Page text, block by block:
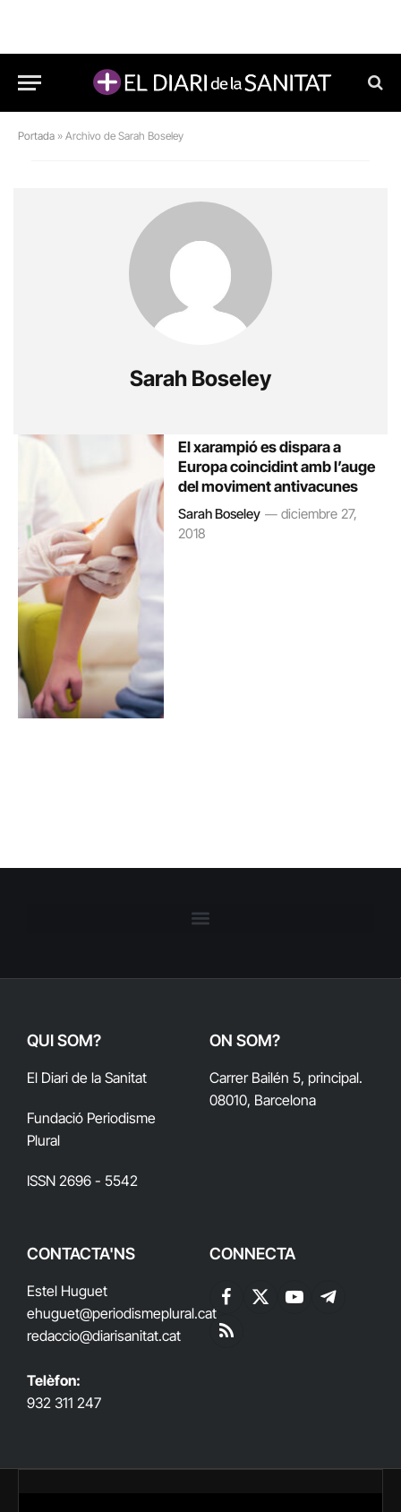
Portada » Archivo de Sarah Boseley
Sarah Boseley
El xarampió es dispara a
Europa coincidint amb l’auge
del moviment antivacunes
Sarah Boseley
diciembre 27,
2018
QUI SOM?
El Diari de la Sanitat
Fundació Periodisme
Plural
ISSN 2696 - 5542
ON SOM?
Carrer Bailén 5, principal.
08010, Barcelona
CONTACTA'NS
Estel Huguet
ehuguet@periodismeplural.cat
redaccio@diarisanitat.cat
Telèfon:
932 311 247
CONNECTA
Facebook
X
YouTubeTelegram
RSS